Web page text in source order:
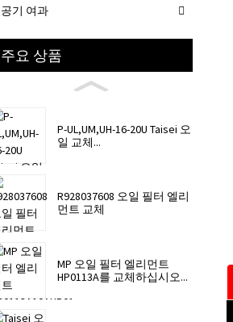
공기 여과
주요 상품
P-UL,UM,UH-16-20U Taisei 오
일 교체...
R928037608 오일 필터 엘리
먼트 교체
MP 오일 필터 엘리먼트
HP0113A를 교체하십시오...